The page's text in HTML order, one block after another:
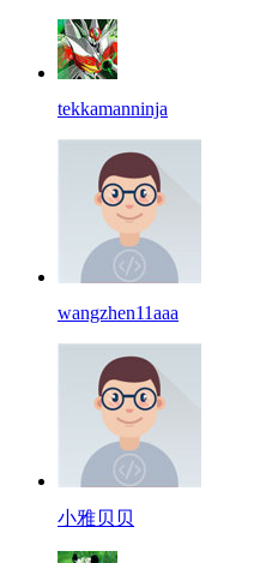
tekkamanninja
wangzhen11aaa
小雅贝贝